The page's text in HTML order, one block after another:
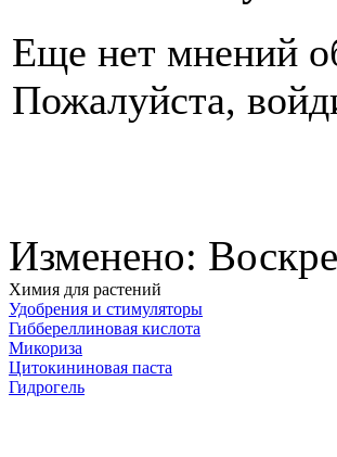
Еще нет мнений
Пожалуйста,
Изменено:
Химия для растений
Удобрения и стимуляторы
Гиббереллиновая кислота
Микориза
Цитокининовая паста
Гидрогель